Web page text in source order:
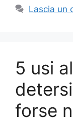
Lascia un
5 usi
forse